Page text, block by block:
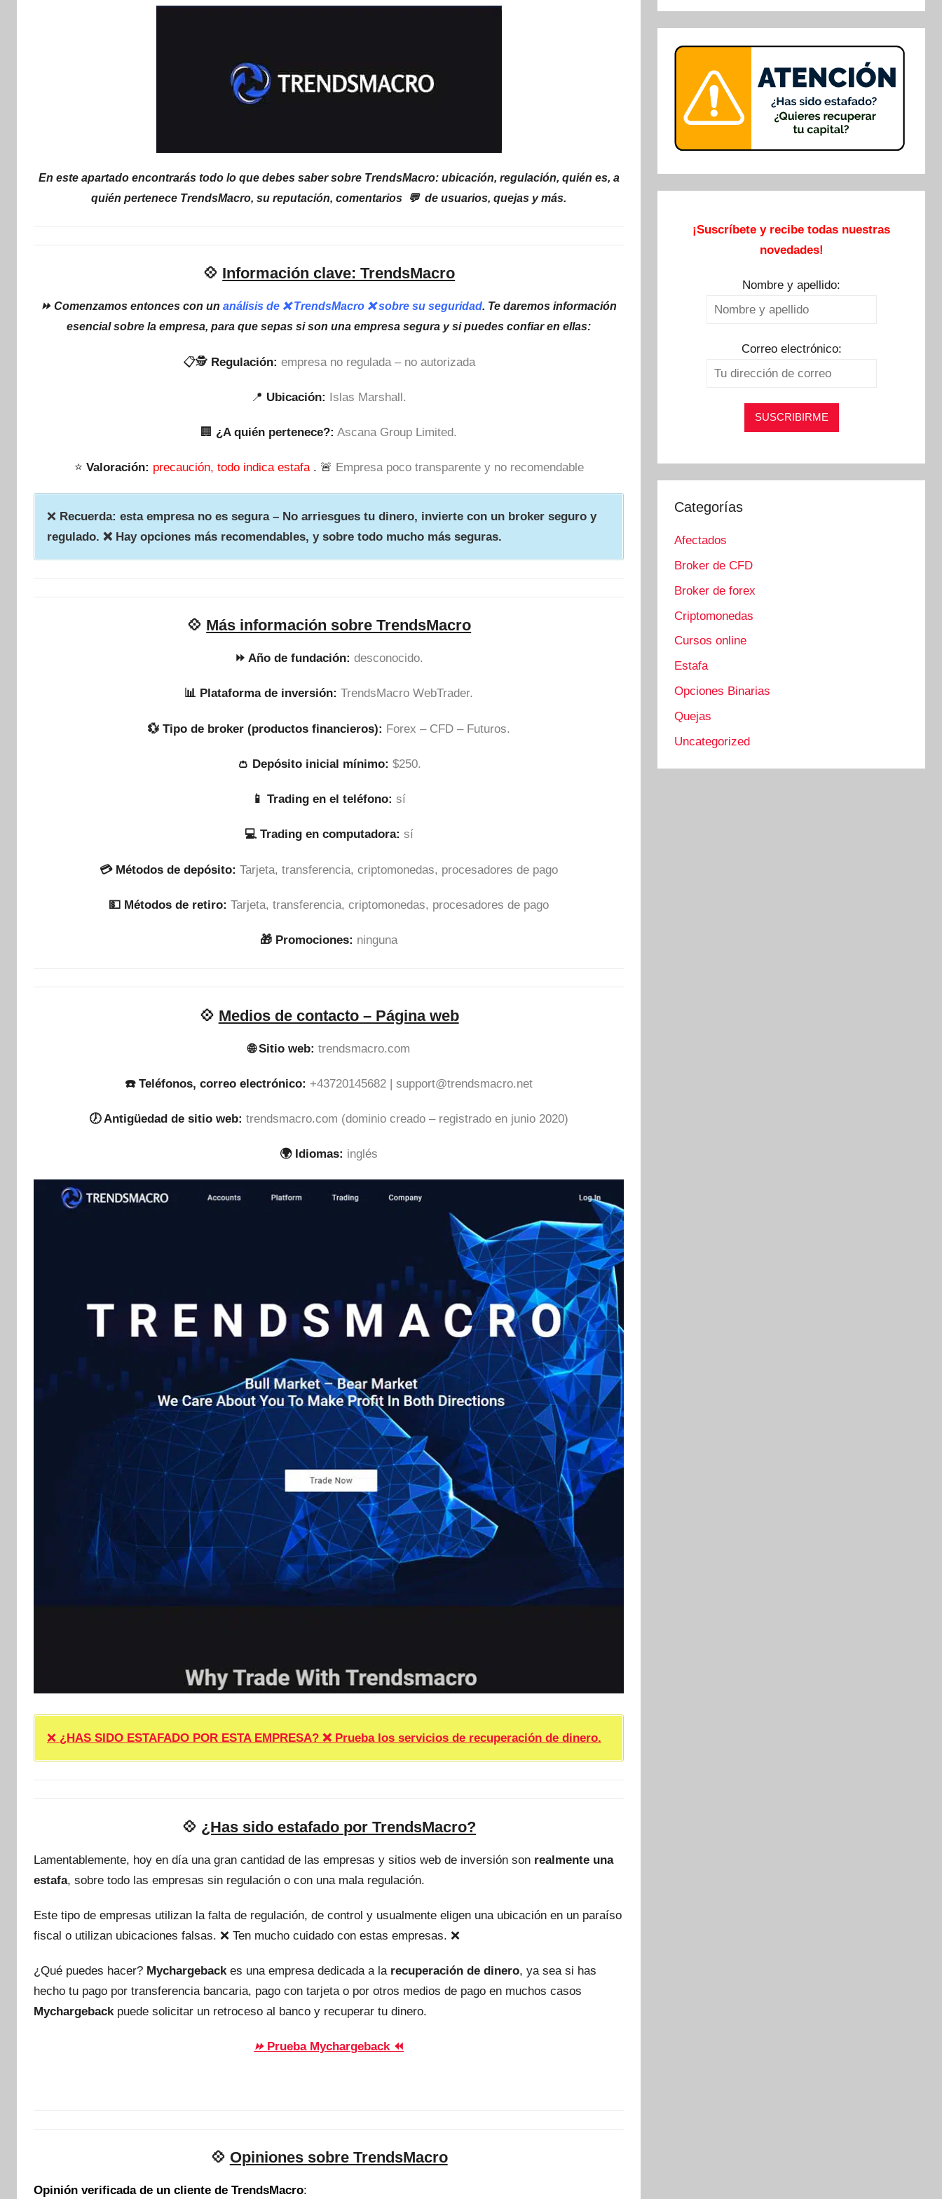
En este apartado encontrarás todo lo que debes saber sobre TrendsMacro: ubicación, regulación, quién es, a
quién pertenece TrendsMacro, su reputación, comentarios 💬 de usuarios, quejas y más.
💠 Información clave: TrendsMacro
⏩ Comenzamos entonces con unanálisis de ❌ TrendsMacro ❌ sobre su seguridad. Te daremos información
esencial sobre la empresa, para que sepas si son una empresa segura y si puedes confiar en ellas:
📋🕵 Regulación: empresa no regulada – no autorizada
📍 Ubicación: Islas Marshall.
🏢 ¿A quién pertenece?: Ascana Group Limited.
⭐ Valoración: precaución, todo indica estafa . 🚨 Empresa poco transparente y no recomendable
❌ Recuerda: esta empresa no es segura – No arriesgues tu dinero, invierte con un broker seguro y
regulado. ❌ Hay opciones más recomendables, y sobre todo mucho más seguras.
💠 Más información sobre TrendsMacro
⏩ Año de fundación: desconocido.
📊 Plataforma de inversión: TrendsMacro WebTrader.
💱 Tipo de broker (productos financieros): Forex – CFD – Futuros.
👛 Depósito inicial mínimo: $250.
📱 Trading en el teléfono: sí
💻 Trading en computadora: sí
💳 Métodos de depósito: Tarjeta, transferencia, criptomonedas, procesadores de pago
💵​ Métodos de retiro: Tarjeta, transferencia, criptomonedas, procesadores de pago
🎁 Promociones: ninguna
💠 Medios de contacto – Página web
🌐 Sitio web: trendsmacro.com
☎️ Teléfonos, correo electrónico: +43720145682 |support@trendsmacro.net
🕖 Antigüedad de sitio web: trendsmacro.com (dominio creado – registrado en junio 2020)
🌍 Idiomas: inglés
❌ ¿HAS SIDO ESTAFADO POR ESTA EMPRESA? ❌ Prueba los servicios de recuperación de dinero.
💠 ¿Has sido estafado por TrendsMacro?
Lamentablemente, hoy en día una gran cantidad de las empresas y sitios web de inversión son realmente una
estafa, sobre todo las empresas sin regulación o con una mala regulación.
Este tipo de empresas utilizan la falta de regulación, de control y usualmente eligen una ubicación en un paraíso
fiscal o utilizan ubicaciones falsas. ❌ Ten mucho cuidado con estas empresas. ❌
¿Qué puedes hacer? Mychargebackes una empresa dedicada a la recuperación de dinero, ya sea si has
hecho tu pago por transferencia bancaria, pago con tarjeta o por otros medios de pago en muchos casos
Mychargebackpuede solicitar un retroceso al banco y recuperar tu dinero.
⏩ Prueba Mychargeback ⏪
💠 Opiniones sobre TrendsMacro
Opinión verificada de un cliente de TrendsMacro:
¡Suscríbete y recibe todas nuestras
novedades!
Nombre y apellido:
Correo electrónico:
Categorías
Afectados
Broker de CFD
Broker de forex
Criptomonedas
Cursos online
Estafa
Opciones Binarias
Quejas
Uncategorized